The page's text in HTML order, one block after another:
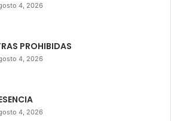
4, 2026
PROHIBIDAS
4, 2026
4, 2026